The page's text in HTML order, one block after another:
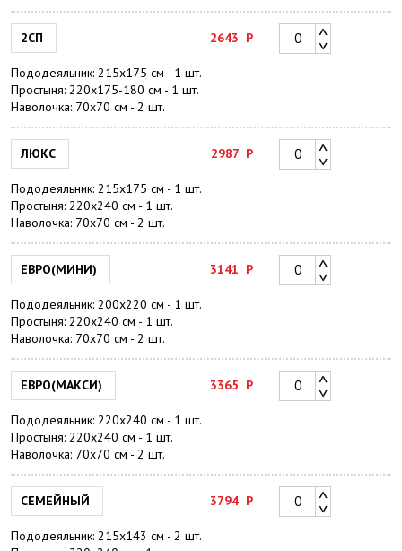
2СП 2643 Р
Пододеяльник: 215х175 см - 1 шт.
Простыня: 220х175-180 см - 1 шт.
Наволочка: 70х70 см - 2 шт.
ЛЮКС 2987Р
Пододеяльник: 215х175 см - 1 шт.
Простыня: 220х240 см - 1 шт.
Наволочка: 70х70 см - 2 шт.
ЕВРО(МИНИ) 3141 Р
Пододеяльник: 200х220 см - 1 шт.
Простыня: 220х240 см - 1 шт.
Наволочка: 70х70 см - 2 шт.
ЕВРО(МАКСИ) 3365 Р
Пододеяльник: 220х240 см - 1 шт.
Простыня: 220х240 см - 1 шт.
Наволочка: 70х70 см - 2 шт.
СЕМЕЙНЫЙ 3794 Р
Пододеяльник: 215х143 см - 2 шт.